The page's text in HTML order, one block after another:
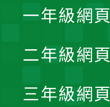
一年級網頁
二年級網頁
三年級網頁